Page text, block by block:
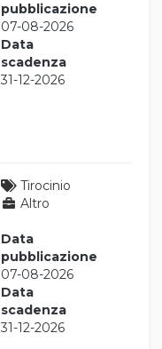
pubblicazione
07-08-2026
Data
scadenza
31-12-2026
Tirocinio
Altro
Data
pubblicazione
07-08-2026
Data
scadenza
31-12-2026